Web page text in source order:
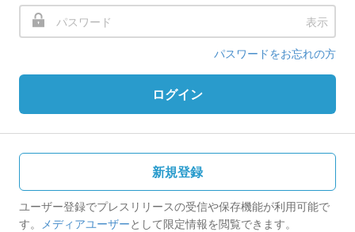
表示
パスワードをお忘れの方
ログイン
新規登録
ユーザー登録でプレスリリースの受信や保存機能が利用可能で
す。 メディアユーザーとして限定情報を閲覧できます。